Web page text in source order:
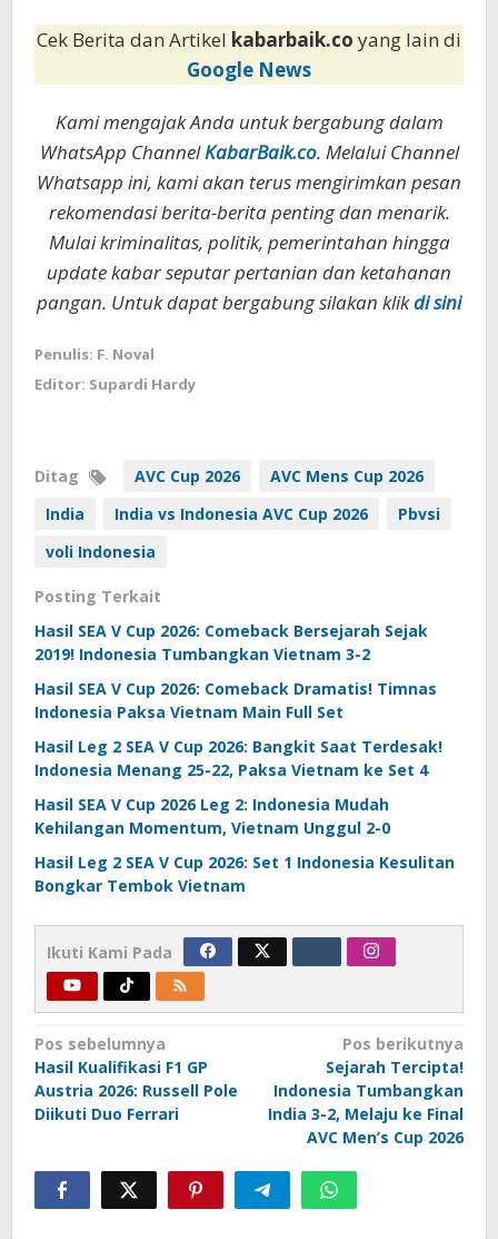
Cek Berita dan Artikel kabarbaik.co yang lain di
Google News
Kami mengajak Anda untuk bergabung dalam
WhatsApp ChannelKabarBaik.co. Melalui Channel
Whatsapp ini, kami akan terus mengirimkan pesan
rekomendasi berita-berita penting dan menarik.
Mulai kriminalitas, politik, pemerintahan hingga
update kabar seputar pertanian dan ketahanan
pangan. Untuk dapat bergabung silakan klikdi sini
Penulis: F. Noval
Editor: Supardi Hardy
Ditag AVC Cup 2026
AVC Mens Cup 2026
India
India vs Indonesia AVC Cup 2026
Pbvsi
voli Indonesia
Posting Terkait
Hasil SEA V Cup 2026: Comeback Bersejarah Sejak
2019! Indonesia Tumbangkan Vietnam 3-2
Hasil SEA V Cup 2026: Comeback Dramatis! Timnas
Indonesia Paksa Vietnam Main Full Set
Hasil Leg 2 SEA V Cup 2026: Bangkit Saat Terdesak!
Indonesia Menang 25-22, Paksa Vietnam ke Set 4
Hasil SEA V Cup 2026 Leg 2: Indonesia Mudah
Kehilangan Momentum, Vietnam Unggul 2-0
Hasil Leg 2 SEA V Cup 2026: Set 1 Indonesia Kesulitan
Bongkar Tembok Vietnam
Ikuti Kami Pada
Navigasi
pos
Pos sebelumnya
Hasil Kualifikasi F1 GP
Austria 2026: Russell Pole
Diikuti Duo Ferrari
Pos berikutnya
Sejarah Tercipta!
Indonesia Tumbangkan
India 3-2, Melaju ke Final
AVC Men’s Cup 2026